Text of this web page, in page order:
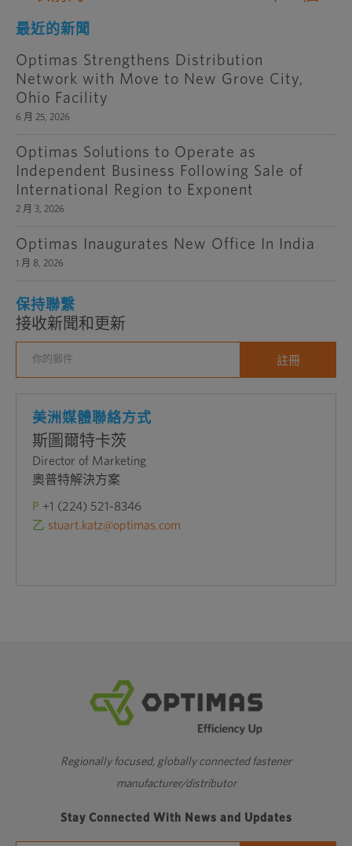
最近的新聞
Optimas Strengthens Distribution
Network with Move to New Grove City,
Ohio Facility
6 月 25, 2026
Optimas Solutions to Operate as
Independent Business Following Sale of
International Region to Exponent
2 月 3, 2026
Optimas Inaugurates New Office In India
1 月 8, 2026
保持聯繫
接收新聞和更新
美洲媒體聯絡方式
斯圖爾特卡茨
Director of Marketing
奧普特解決方案
P +1 (224) 521-8346
乙 stuart.katz@optimas.com
Regionally focused, globally connected fastener
manufacturer/distributor
Stay Connected With News and Updates